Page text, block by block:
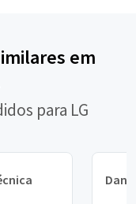
em
para LG